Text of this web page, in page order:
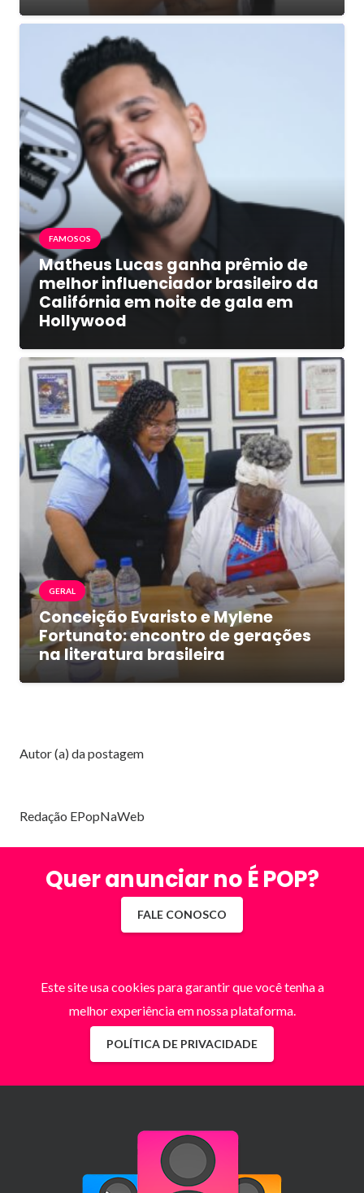
FAMOSOS
Matheus Lucas ganha prêmio de
melhor influenciador brasileiro da
Califórnia em noite de gala em
Hollywood
GERAL
Conceição Evaristo e Mylene
Fortunato: encontro de gerações
na literatura brasileira
Autor (a) da postagem
Redação EPopNaWeb
Quer anunciar no É POP?
FALE CONOSCO
Este site usa cookies para garantir que você tenha a
melhor experiência em nossa plataforma.
POLÍTICA DE PRIVACIDADE